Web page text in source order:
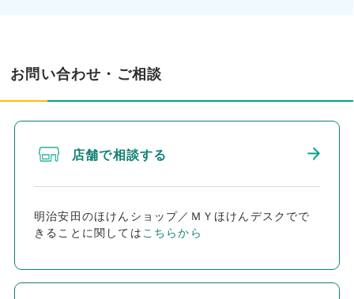
お問い合わせ・ご相談
店舗で相談する
明治安田のほけんショップ／ＭＹほけんデスクでで
きることに関しては こちらから